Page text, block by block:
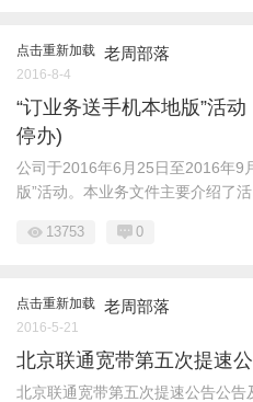
点击重新加载 老周部落
2016-8-4
“订业务送手机本地版”活
停办)
公司于2016年6月25日至2016年9
版”活动。本业务文件主要介绍了活
13753 0
点击重新加载 老周部落
2016-5-21
北京联通宽带第五次提速
北京联通宽带第五次提速公告公